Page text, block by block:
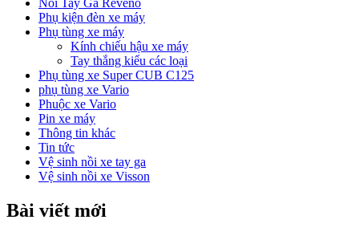
Nồi Tay Ga Reveno
Phụ kiện đèn xe máy
Phụ tùng xe máy
Kính chiếu hậu xe máy
Tay thắng kiểu các loại
Phụ tùng xe Super CUB C125
phụ tùng xe Vario
Phuộc xe Vario
Pin xe máy
Thông tin khác
Tin tức
Vệ sinh nồi xe tay ga
Vệ sinh nồi xe Visson
Bài viết mới